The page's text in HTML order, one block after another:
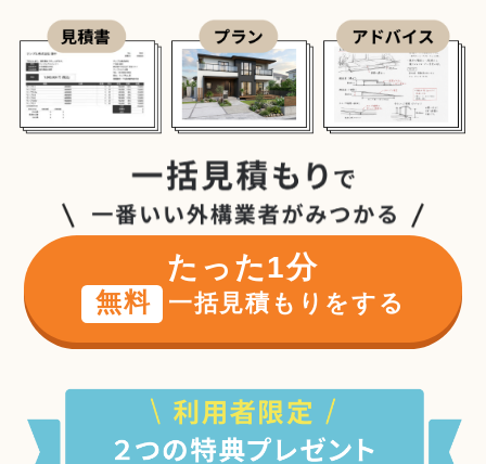
たった1分
無料 一括見積もりをする